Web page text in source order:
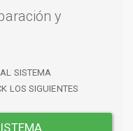
y
SISTEMA
LOS SIGUIENTES